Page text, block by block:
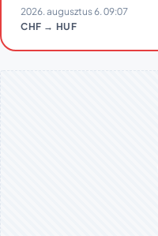
2026. augusztus 6. 09:07
CHF → HUF